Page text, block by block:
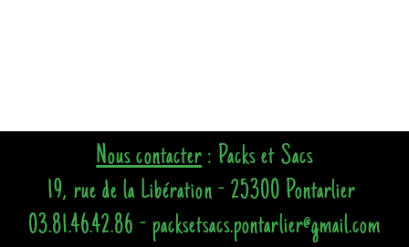
Nous contacter: Packs et Sacs
19, rue de la Libération - 25300 Pontarlier
03.81.46.42.86 - packsetsacs.pontarlier@gmail.com